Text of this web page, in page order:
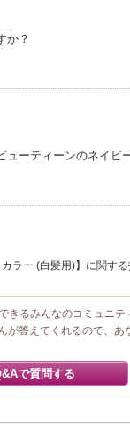
か？
ューティーンのネイビ
ラー (白髪用)】に関す
きるみんなのコミュニテ
が答えてくれるので、あ
で質問する